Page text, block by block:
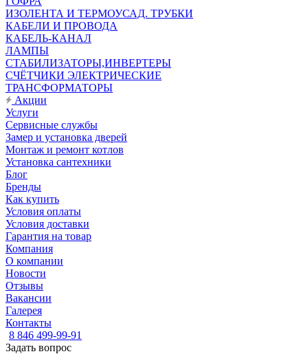
ИЗОЛЕНТА И ТЕРМОУСАД. ТРУБКИ
КАБЕЛИ И ПРОВОДА
КАБЕЛЬ-КАНАЛ
ЛАМПЫ
СТАБИЛИЗАТОРЫ,ИНВЕРТЕРЫ
СЧЁТЧИКИ ЭЛЕКТРИЧЕСКИЕ
ТРАНСФОРМАТОРЫ
Акции
Услуги
Сервисные службы
Замер и установка дверей
Монтаж и ремонт котлов
Установка сантехники
Блог
Бренды
Как купить
Условия оплаты
Условия доставки
Гарантия на товар
Компания
О компании
Новости
Отзывы
Вакансии
Галерея
Контакты
8 846 499-99-91
Задать вопрос